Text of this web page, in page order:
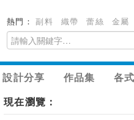
熱門：副料 織帶 蕾絲 金屬
設計分享 作品集
各
現在瀏覽：